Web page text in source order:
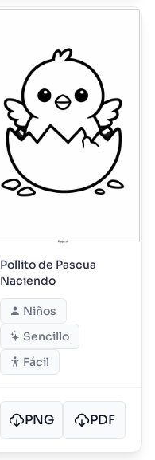
Pollito de Pascua
Naciendo
Niños
Sencillo
Fácil
PNG PDF